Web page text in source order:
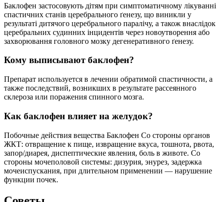
Баклофен застосовують дітям при симптоматичному лікуванні
спастичних станів церебрального ґенезу, що виникли у
результаті дитячого церебрального паралічу, а також внаслідок
церебральних судинних інцидентів через новоутворення або
захворювання головного мозку дегенеративного ґенезу.
Кому выписывают баклофен?
Препарат используется в лечении обратимой спастичности, а
также последствий, возникших в результате рассеянного
склероза или поражения спинного мозга.
Как баклофен влияет на желудок?
Побочные действия вещества Баклофен Со стороны органов
ЖКТ: отвращение к пище, извращение вкуса, тошнота, рвота,
запор/диарея, диспептические явления, боль в животе. Со
стороны мочеполовой системы: дизурия, энурез, задержка
мочеиспускания, при длительном применении — нарушение
функции почек.